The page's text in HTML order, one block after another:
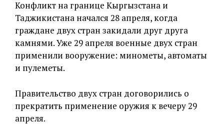
Конфликт на границе Кыргызстана и
Таджикистана начался 28 апреля, когда
граждане двух стран закидали друг друга
камнями. Уже 29 апреля военные двух стран
применили вооружение: минометы, автоматы
и пулеметы.
Правительство двух стран договорились о
прекратить применение оружия к вечеру 29
апреля.